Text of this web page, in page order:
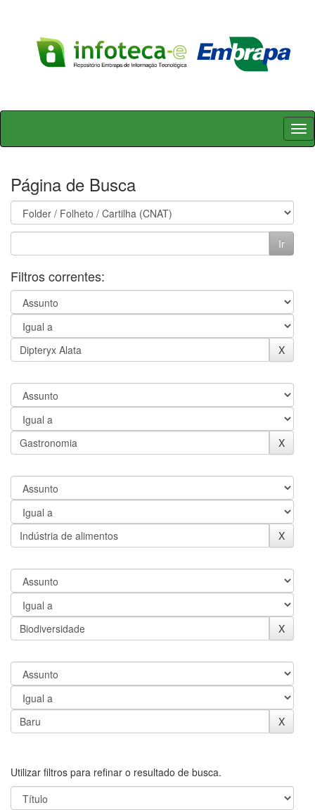
Skip
Página de Busca
Filtros correntes:
Utilizar filtros para refinar o resultado de busca.